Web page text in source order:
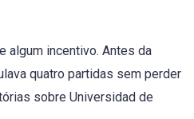
algum incentivo. Antes da
quatro partidas sem perder
sobre Universidad de